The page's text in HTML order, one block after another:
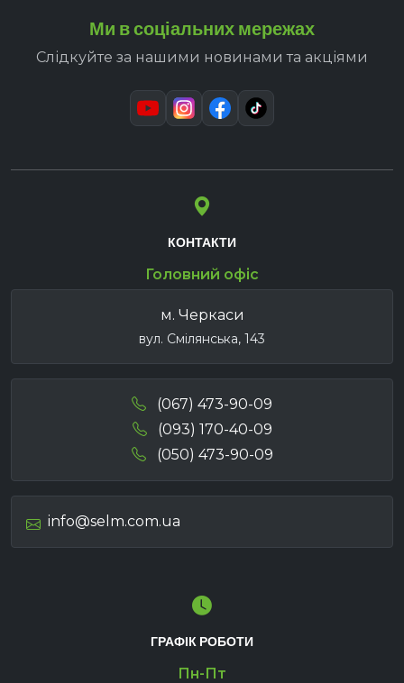
Ми в соціальних мережах
Слідкуйте за нашими новинами та акціями
КОНТАКТИ
Головний офіс
м. Черкаси
вул. Смілянська, 143
(067) 473-90-09
(093) 170-40-09
(050) 473-90-09
info@selm.com.ua
ГРАФІК РОБОТИ
Пн-Пт